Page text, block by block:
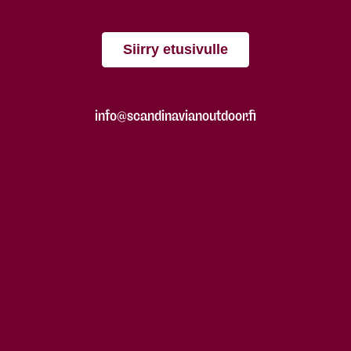
Siirry etusivulle
info@scandinavianoutdoor.fi